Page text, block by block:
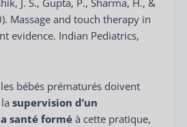
J. S., Gupta, P., Sharma, H., &
Massage and touch therapy in
evidence. Indian Pediatrics,
bébés prématurés doivent
supervision d’un
santé formé à cette pratique,